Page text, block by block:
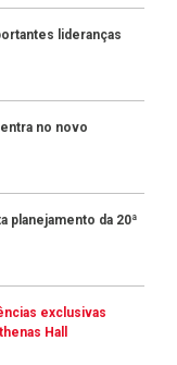
lideranças
no novo
planejamento da 20ª
exclusivas
Hall